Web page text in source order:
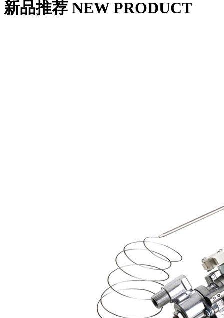
新品推荐 NEW PRODUCT